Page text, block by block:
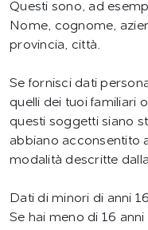
Questi sono, ad
Nome, cognome,
provincia, città.
Se fornisci dati
quelli dei tuoi familiari
questi soggetti siano
abbiano acconsentito
modalità descritte
Dati di minori di anni 16
Se hai meno di 16